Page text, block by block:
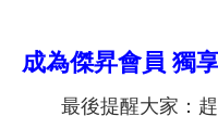
成為傑昇會員 獨
最後提醒大家：趕